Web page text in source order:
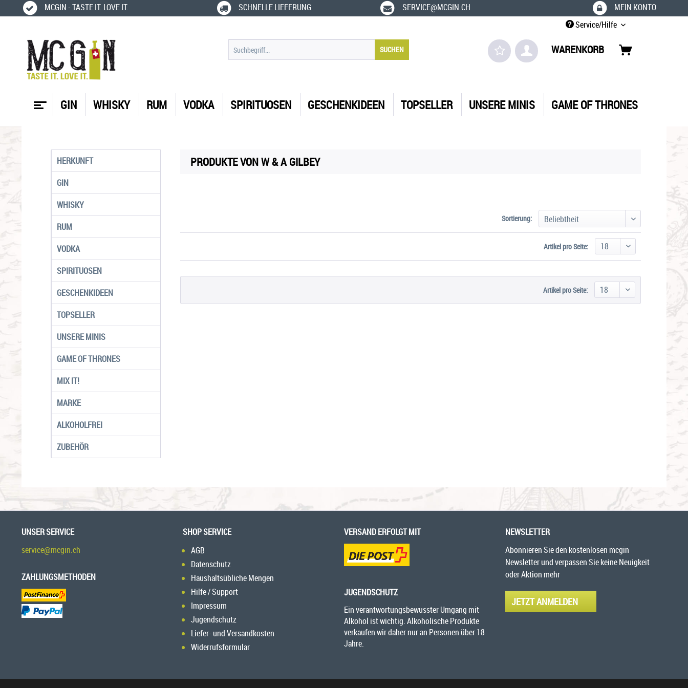
MCGIN - TASTE IT. LOVE IT. SCHNELLE LIEFERUNG SERVICE@MCGIN.CH
MEIN KONTO
Service/Hilfe
SUCHEN WARENKORB
GIN WHISKY RUM VODKA SPIRITUOSEN GESCHENKIDEEN TOPSELLER UNSERE MINIS GAME OF THRONES
HERKUNFT
GIN
WHISKY
RUM
VODKA
SPIRITUOSEN
GESCHENKIDEEN
TOPSELLER
UNSERE MINIS
GAME OF THRONES
MIX IT!
MARKE
ALKOHOLFREI
ZUBEHÖR
PRODUKTE VON W & A GILBEY
Sortierung:
Artikel pro Seite:
Artikel pro Seite:
UNSER SERVICE
service@mcgin.ch
ZAHLUNGSMETHODEN
SHOP SERVICE
AGB
Datenschutz
Haushaltsübliche Mengen
Hilfe / Support
Impressum
Jugendschutz
Liefer- und Versandkosten
Widerrufsformular
VERSAND ERFOLGT MIT
JUGENDSCHUTZ
Ein verantwortungsbewusster Umgang mit
Alkohol ist wichtig. Alkoholische Produkte
verkaufen wir daher nur an Personen über 18
Jahre.
NEWSLETTER
Abonnieren Sie den kostenlosen mcgin
Newsletter und verpassen Sie keine Neuigkeit
oder Aktion mehr
JETZT ANMELDEN